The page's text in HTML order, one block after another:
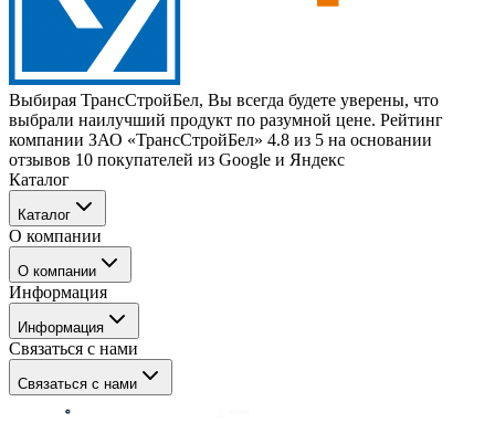
Выбирая ТрансСтройБел, Вы всегда будете уверены, что
выбрали наилучший продукт по разумной цене. Рейтинг
компании ЗАО «ТрансСтройБел» 4.8 из 5 на основании
отзывов 10 покупателей из Google и Яндекс
Каталог
Каталог
Техника
Навесное оборудование
Запчасти
Сервис и ремонт
О компании
О компании
Новости
Блог
Информация
Информация
Контакты
Связаться с нами
Связаться с нами